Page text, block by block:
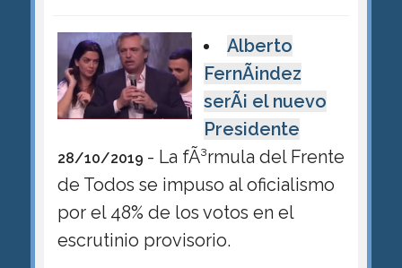
Alberto
FernÃ¡ndez
serÃ¡ el nuevo
Presidente
28/10/2019 - La fÃ³rmula del Frente
de Todos se impuso al oficialismo
por el 48% de los votos en el
escrutinio provisorio.